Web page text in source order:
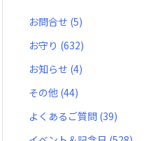
お問合せ (5)
お守り (632)
お知らせ (4)
その他 (44)
よくあるご質問 (39)